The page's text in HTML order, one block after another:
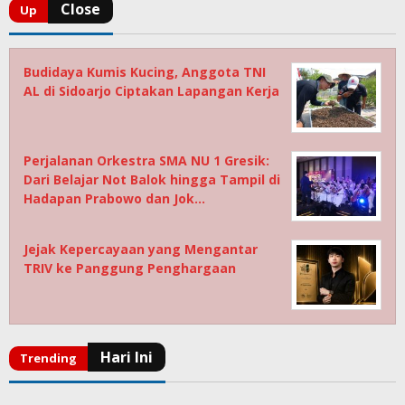
Budidaya Kumis Kucing, Anggota TNI
AL di Sidoarjo Ciptakan Lapangan Kerja
Perjalanan Orkestra SMA NU 1 Gresik:
Dari Belajar Not Balok hingga Tampil di
Hadapan Prabowo dan Jok…
Jejak Kepercayaan yang Mengantar
TRIV ke Panggung Penghargaan